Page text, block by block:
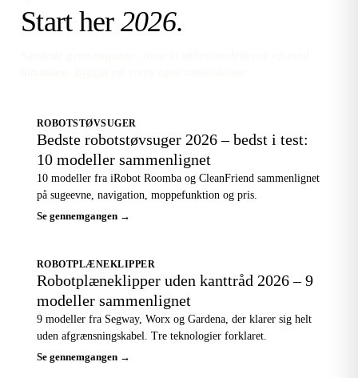
Start her 2026.
ROBOTSTØVSUGER
Bedste robotstøvsuger 2026 – bedst i test:
10 modeller sammenlignet
10 modeller fra iRobot Roomba og CleanFriend sammenlignet
på sugeevne, navigation, moppefunktion og pris.
Se gennemgangen →
ROBOTPLÆNEKLIPPER
Robotplæneklipper uden kanttråd 2026 – 9
modeller sammenlignet
9 modeller fra Segway, Worx og Gardena, der klarer sig helt
uden afgrænsningskabel. Tre teknologier forklaret.
Se gennemgangen →